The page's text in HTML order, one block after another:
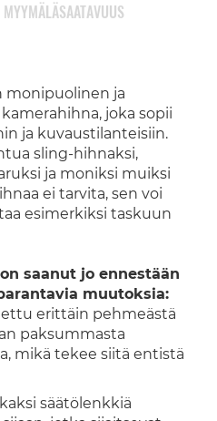
monipuolinen ja
joka sopii
ja kuvaustilanteisiin.
sling-hihnaksi,
ja moniksi muiksi
ei tarvita, sen voi
esimerkiksi taskuun
saanut jo ennestään
muutoksia:
erittäin pehmeästä
paksummasta
mikä tekee siitä entistä
säätölenkkiä
MYYMÄLÄSAATAVUUS